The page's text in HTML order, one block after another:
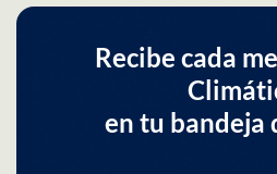
Recibe cada
en tu bandeja